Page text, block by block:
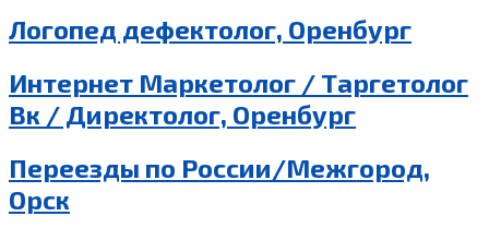
Логопед дефектолог, Оренбург
Интернет Маркетолог / Таргетолог
Вк / Директолог, Оренбург
Переезды по России/Межгород,
Орск